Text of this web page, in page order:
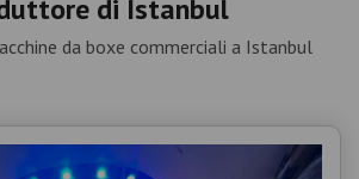
di Istanbul
da boxe commerciali a Istanbul